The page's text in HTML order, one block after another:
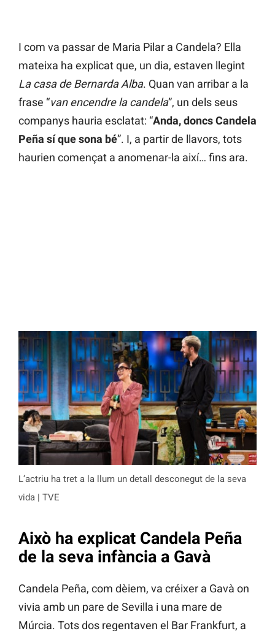
I com va passar de Maria Pilar a Candela? Ella
mateixa ha explicat que, un dia, estaven llegint
La casa de Bernarda Alba. Quan van arribar a la
frase “van encendre la candela”, un dels seus
companys hauria esclatat: “Anda, doncs Candela
Peña sí que sona bé”. I, a partir de llavors, tots
haurien començat a anomenar-la així… fins ara.
L’actriu ha tret a la llum un detall desconegut de la seva
vida | TVE
Això ha explicat Candela Peña
de la seva infància a Gavà
Candela Peña, com dèiem, va créixer a Gavà on
vivia amb un pare de Sevilla i una mare de
Múrcia. Tots dos regentaven el Bar Frankfurt, a